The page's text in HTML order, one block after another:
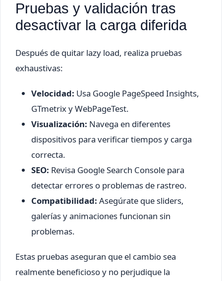
Pruebas y validación tras
desactivar la carga diferida
Después de quitar lazy load, realiza pruebas
exhaustivas:
Velocidad: Usa Google PageSpeed Insights,
GTmetrix y WebPageTest.
Visualización: Navega en diferentes
dispositivos para verificar tiempos y carga
correcta.
SEO: Revisa Google Search Console para
detectar errores o problemas de rastreo.
Compatibilidad: Asegúrate que sliders,
galerías y animaciones funcionan sin
problemas.
Estas pruebas aseguran que el cambio sea
realmente beneficioso y no perjudique la